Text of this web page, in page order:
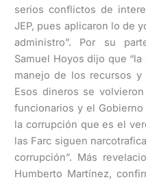
serios conflictos de
JEP, pues aplicaron lo de
administro”. Por su
Samuel Hoyos dijo que
manejo de los recursos
Esos dineros se
funcionarios y el
la corrupción que es el
las Farc siguen
corrupción”. Más
Humberto Martínez,